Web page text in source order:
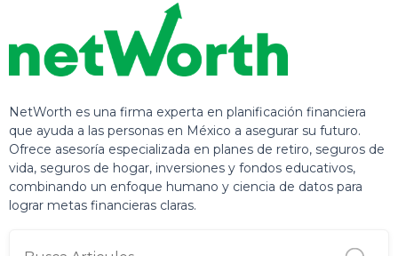
NetWorth es una firma experta en planificación financiera
que ayuda a las personas en México a asegurar su futuro.
Ofrece asesoría especializada en planes de retiro, seguros de
vida, seguros de hogar, inversiones y fondos educativos,
combinando un enfoque humano y ciencia de datos para
lograr metas financieras claras.